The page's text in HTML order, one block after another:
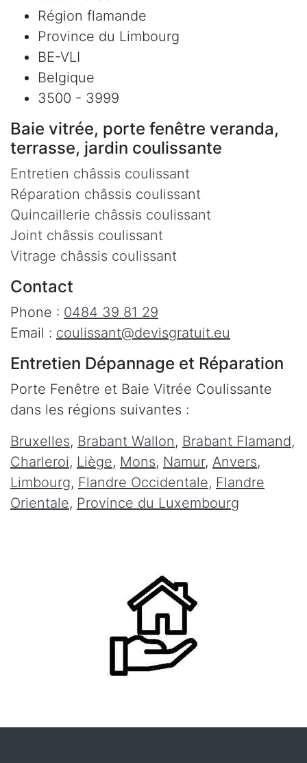
Région flamande
Province du Limbourg
BE-VLI
Belgique
3500 - 3999
Baie vitrée, porte fenêtre veranda,
terrasse, jardin coulissante
Entretien châssis coulissant
Réparation châssis coulissant
Quincaillerie châssis coulissant
Joint châssis coulissant
Vitrage châssis coulissant
Contact
Phone : 0484 39 81 29
Email : coulissant@devisgratuit.eu
Entretien Dépannage et Réparation
Porte Fenêtre et Baie Vitrée Coulissante
dans les régions suivantes :
Bruxelles, Brabant Wallon, Brabant Flamand,
Charleroi, Liège, Mons, Namur, Anvers,
Limbourg, Flandre Occidentale, Flandre
Orientale, Province du Luxembourg